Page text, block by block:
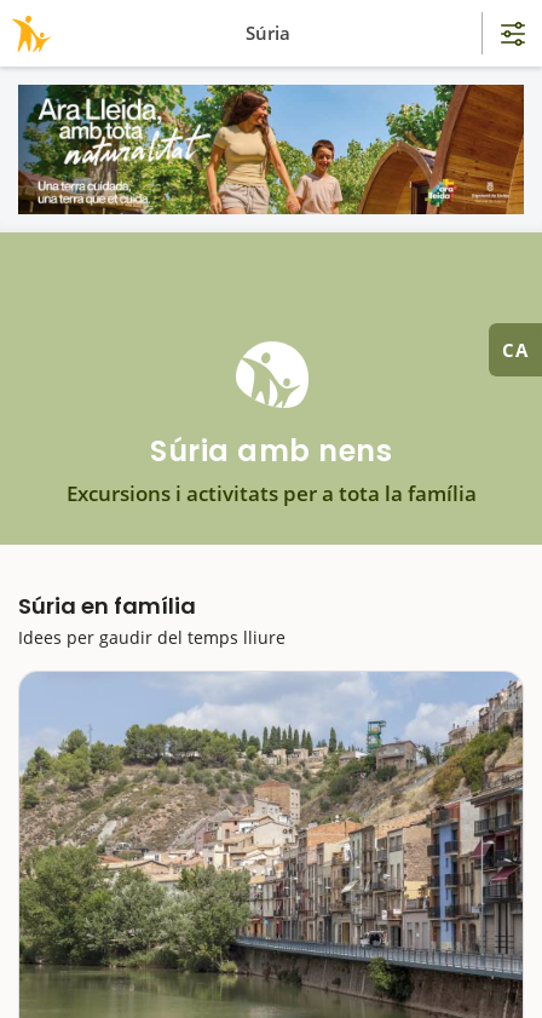
CA
Súria amb nens
Excursions i activitats per a tota la família
Súria en família
Idees per gaudir del temps lliure
Súria